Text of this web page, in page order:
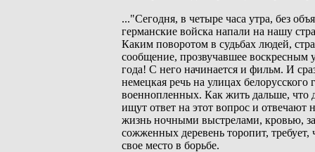
..."Сегодня, в четыре часа утра, без
германские войска напали на нашу
Каким поворотом в судьбах людей,
сообщение, прозвучавшее воскресным
года! С него начинается и фильм. И
немецкая речь на улицах белорусского
военнопленных. Как жить дальше, что
ищут ответ на этот вопрос и отвечают
жизнь ночными выстрелами, кровью,
сожженных деревень торопит,
свое место в борьбе.